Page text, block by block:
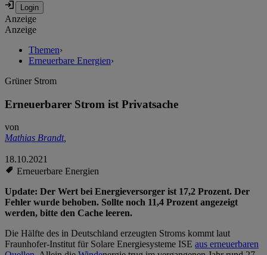
Anzeige
Anzeige
Themen›
Erneuerbare Energien›
Grüner Strom
Erneuerbarer Strom ist Privatsache
von
Mathias Brandt,
18.10.2021
Erneuerbare Energien
Update: Der Wert bei Energieversorger ist 17,2 Prozent. Der
Fehler wurde behoben. Sollte noch 11,4 Prozent angezeigt
werden, bitte den Cache leeren.
Die Hälfte des in Deutschland erzeugten Stroms kommt laut
Fraunhofer-Institut für Solare Energiesysteme ISE aus erneuerbaren